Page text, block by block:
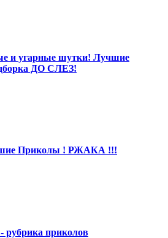
и угарные шутки! Лучшие
ДО СЛЕЗ!
Приколы ! РЖАКА !!!
приколов